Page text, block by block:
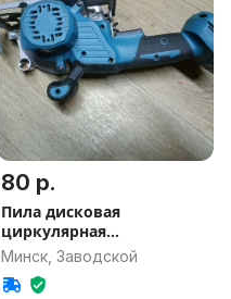
80 р.
Пила дисковая
циркулярная
аккумуляторная
Минск, Заводской